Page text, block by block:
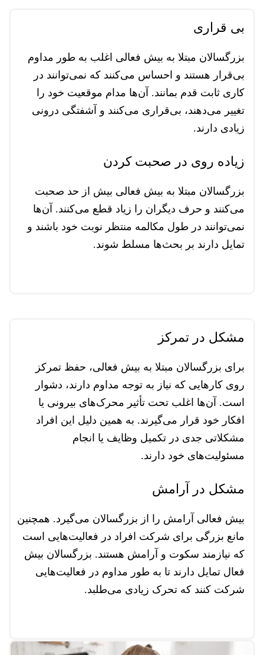
بی قراری
بزرگسالان مبتلا به بیش فعالی اغلب به طور مداوم
بی‌قرار هستند و احساس می‌کنند که نمی‌توانند در
کاری ثابت قدم بمانند. آن‌ها مدام موقعیت خود را
تغییر می‌دهند، بی‌قراری می‌کنند و آشفتگی درونی
زیادی دارند.
زیاده روی در صحبت کردن
بزرگسالان مبتلا به بیش فعالی بیش از حد صحبت
می‌کنند و حرف دیگران را زیاد قطع می‌کنند. آن‌ها
نمی‌توانند در طول مکالمه منتظر نوبت خود باشند و
تمایل دارند بر بحث‌ها مسلط شوند.
مشکل در تمرکز
برای بزرگسالان مبتلا به بیش فعالی، حفظ تمرکز
روی کارهایی که نیاز به توجه مداوم دارند، دشوار
است. آن‌ها اغلب تحت تأثیر محرک‌های بیرونی یا
افکار خود قرار می‌گیرند. به همین دلیل این افراد
مشکلاتی جدی در تکمیل وظایف یا انجام
مسئولیت‌های خود دارند.
مشکل در آرامش
بیش فعالی آرامش را از بزرگسالان می‌گیرد. همچنین
مانع بزرگی برای شرکت افراد در فعالیت‌هایی است
که نیازمند سکوت و آرامش هستند. بزرگسالان بیش
فعال تمایل دارند تا به طور مداوم در فعالیت‌هایی
شرکت کنند که تحرک زیادی می‌طلبد.